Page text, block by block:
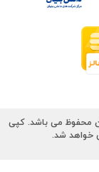
محفوظ می باشد. کپی
خواهد شد.